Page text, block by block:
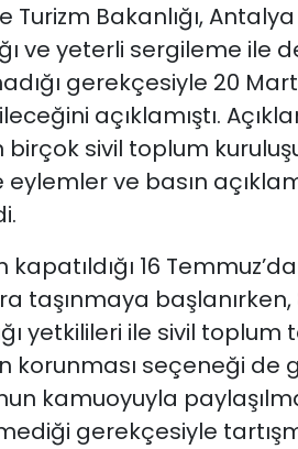
Turizm Bakanlığı,
ve yeterli sergileme ile
gerekçesiyle 20
açıklamıştı.
sivil toplum
eylemler ve basın
kapatıldığı 16
taşınmaya başlanırken,
yetkilileri ile sivil
korunması seçeneği
kamuoyuyla
gerekçesiyle